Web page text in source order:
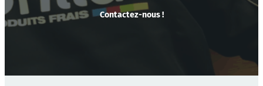
Contactez-nous!